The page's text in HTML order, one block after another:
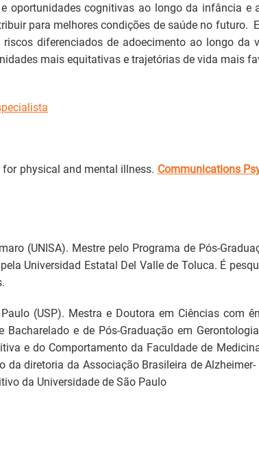
oportunidades cognitivas ao longo da infância e
para melhores condições de saúde no futuro.
diferenciados de adoecimento ao longo da
mais equitativas e trajetórias de vida mais
physical and mental illness. Communications
(UNISA). Mestre pelo Programa de Pós-
Universidad Estatal Del Valle de Toluca. É
(USP). Mestra e Doutora em Ciências com
e de Pós-Graduação em
e do Comportamento da Faculdade de
diretoria da Associação Brasileira de
da Universidade de São Paulo